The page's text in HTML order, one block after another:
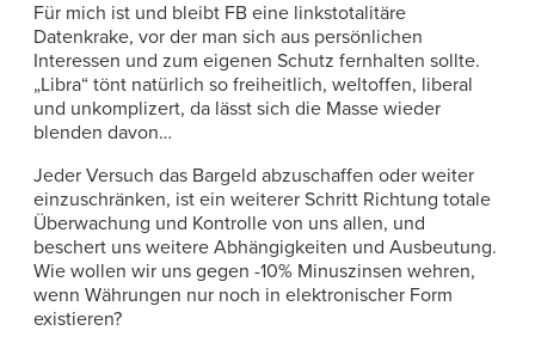
Für mich ist und bleibt FB eine linkstotalitäre
Datenkrake, vor der man sich aus persönlichen
Interessen und zum eigenen Schutz fernhalten sollte.
„Libra“ tönt natürlich so freiheitlich, weltoffen, liberal
und unkomplizert, da lässt sich die Masse wieder
blenden davon…
Jeder Versuch das Bargeld abzuschaffen oder weiter
einzuschränken, ist ein weiterer Schritt Richtung totale
Überwachung und Kontrolle von uns allen, und
beschert uns weitere Abhängigkeiten und Ausbeutung.
Wie wollen wir uns gegen -10% Minuszinsen wehren,
wenn Währungen nur noch in elektronischer Form
existieren?